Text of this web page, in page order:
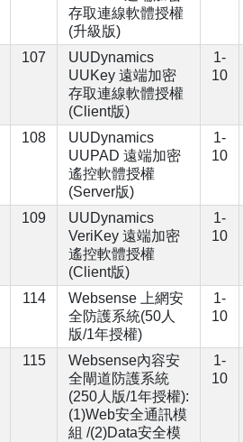
存取連線軟體授權
(升級版)
107
UUDynamics
UUKey 遠端加密
存取連線軟體授權
(Client版)
1-
10
108
UUDynamics
UUPAD 遠端加密
遙控軟體授權
(Server版)
1-
10
109
UUDynamics
VeriKey 遠端加密
遙控軟體授權
(Client版)
1-
10
114
Websense 上網安
全防護系統(50人
版/1年授權)
1-
10
115
Websense內容安
全閘道防護系統
(250人版/1年授權):
(1)Web安全通訊模
組 /(2)Data安全模
1-
10